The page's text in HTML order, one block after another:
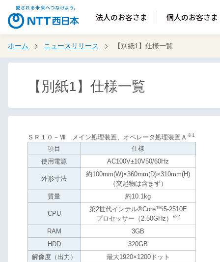
法人のお客さま 個人のお客さま
ホーム ニュースリリース 【別紙1】仕様一覧
【別紙1】仕様一覧
ＳＲ１０－Ⅶ メイン処理装置、オペレータ処理装置Ａ ※1
項目
仕様
使用電源
AC100V±10V50/60Hz
外形寸法
約100mm(W)×360mm(D)×310mm(H)
（突起物は含まず）
質量
約10.1kg
CPU
第2世代インテル®Core™i5-2510E
プロセッサー（2.50GHz）
※2
RAM
3GB
HDD
320GB
解像度（出力）
最大1920×1200ドット